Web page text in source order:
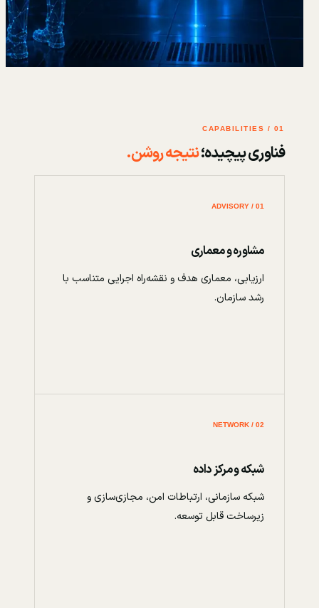
01 / CAPABILITIES
فناوری پیچیده؛نتیجه روشن.
01 / ADVISORY
مشاوره و معماری
ارزیابی، معماری هدف و نقشه‌راه اجرایی متناسب با
رشد سازمان.
02 / NETWORK
شبکه و مرکز داده
شبکه سازمانی، ارتباطات امن، مجازی‌سازی و
زیرساخت قابل توسعه.